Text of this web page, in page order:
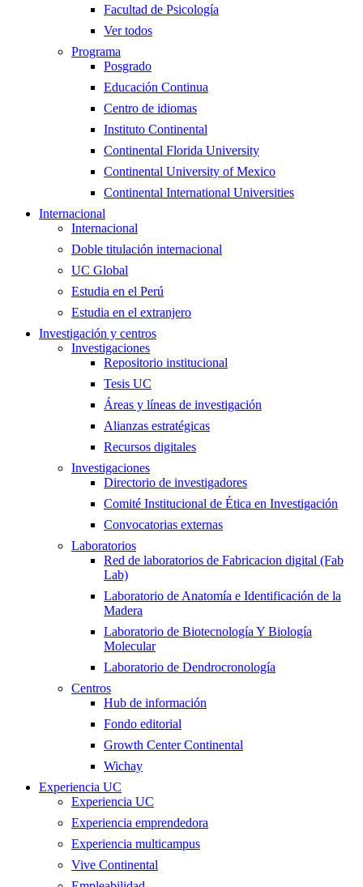
Facultad de Psicología
Ver todos
Programa
Posgrado
Educación Continua
Centro de idiomas
Instituto Continental
Continental Florida University
Continental University of Mexico
Continental International Universities
Internacional
Internacional
Doble titulación internacional
UC Global
Estudia en el Perú
Estudia en el extranjero
Investigación y centros
Investigaciones
Repositorio institucional
Tesis UC
Áreas y líneas de investigación
Alianzas estratégicas
Recursos digitales
Investigaciones
Directorio de investigadores
Comité Institucional de Ética en Investigación
Convocatorias externas
Laboratorios
Red de laboratorios de Fabricacion digital (Fab
Lab)
Laboratorio de Anatomía e Identificación de la
Madera
Laboratorio de Biotecnología Y Biología
Molecular
Laboratorio de Dendrocronología
Centros
Hub de información
Fondo editorial
Growth Center Continental
Wichay
Experiencia UC
Experiencia UC
Experiencia emprendedora
Experiencia multicampus
Vive Continental